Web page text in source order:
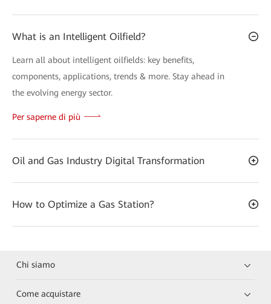
What is an Intelligent Oilfield?
Learn all about intelligent oilfields: key benefits,
components, applications, trends & more. Stay ahead in
the evolving energy sector.
Per saperne di più
Oil and Gas Industry Digital Transformation
How to Optimize a Gas Station?
Chi siamo
Come acquistare